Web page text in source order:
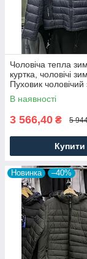
Чоловіча тепла
куртка, чоловічі
Пуховик чоловічий
Чоловічий одяг
В наявності
3 566,40 ₴ 5
Купити
Новинка –40%